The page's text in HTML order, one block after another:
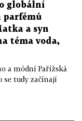
globální
parfémů
a syn
téma voda,
a módní Pařížská
se tudy začínají